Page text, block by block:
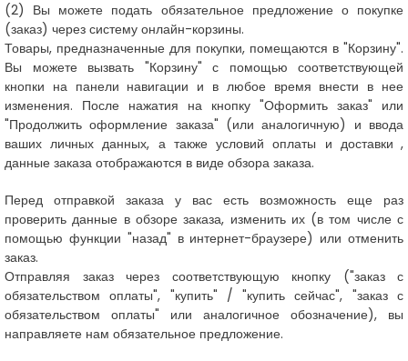
(2) Вы можете подать обязательное предложение о покупке
(заказ) через систему онлайн-корзины.
Товары, предназначенные для покупки, помещаются в "Корзину".
Вы можете вызвать "Корзину" с помощью соответствующей
кнопки на панели навигации и в любое время внести в нее
изменения. После нажатия на кнопку "Оформить заказ" или
"Продолжить оформление заказа" (или аналогичную) и ввода
ваших личных данных, а также условий оплаты и доставки ,
данные заказа отображаются в виде обзора заказа.
Перед отправкой заказа у вас есть возможность еще раз
проверить данные в обзоре заказа, изменить их (в том числе с
помощью функции "назад" в интернет-браузере) или отменить
заказ.
Отправляя заказ через соответствующую кнопку ("заказ с
обязательством оплаты", "купить" / "купить сейчас", "заказ с
обязательством оплаты" или аналогичное обозначение), вы
направляете нам обязательное предложение.